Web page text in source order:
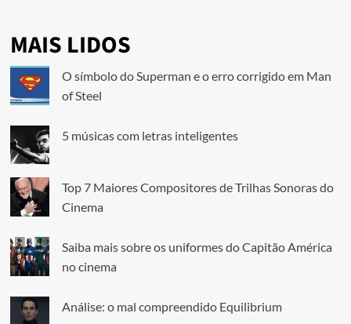
MAIS LIDOS
O símbolo do Superman e o erro corrigido em Man
of Steel
5 músicas com letras inteligentes
Top 7 Maiores Compositores de Trilhas Sonoras do
Cinema
Saiba mais sobre os uniformes do Capitão América
no cinema
Análise: o mal compreendido Equilibrium